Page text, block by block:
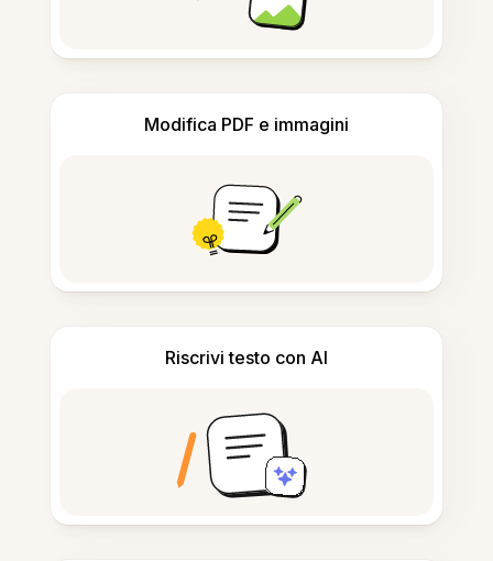
Modifica PDF e immagini
Riscrivi testo con AI